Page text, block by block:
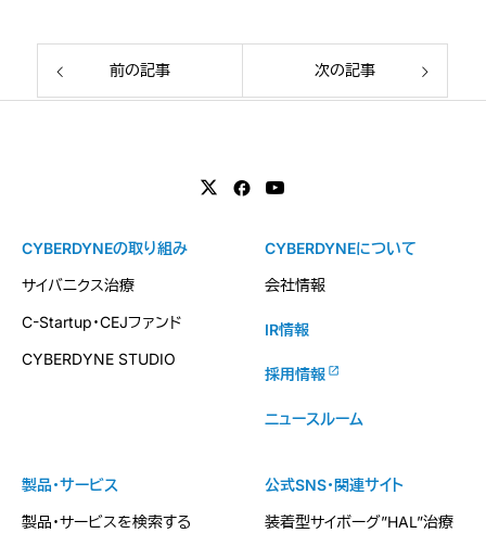
前の記事 次の記事
製品・サービス
製品・サービスを検索する
CYBERDYNEの取り組み
サイバニクス治療
C-Startup・CEJファンド
CYBERDYNE STUDIO
CYBERDYNEについて
会社情報
IR情報
採用情報
ニュースルーム
公式SNS・関連サイト
装着型サイボーグ”HAL”治療